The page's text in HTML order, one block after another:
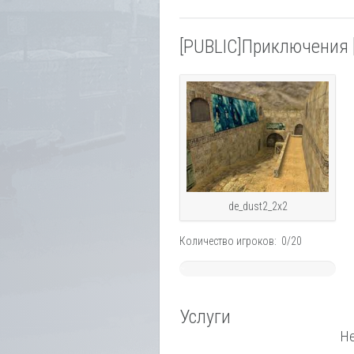
de_dust2_2x2
Количество игроков: 0/20
Услуги